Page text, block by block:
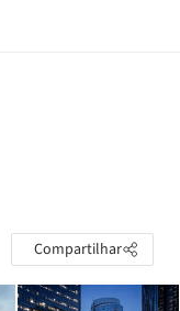
Compartilhar